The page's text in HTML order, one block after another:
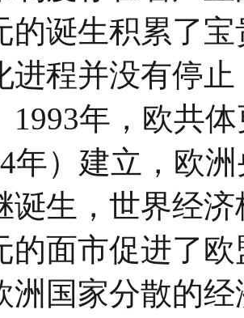
的诞生积累了
进程并没有停
1993年，欧共
年）建立，欧
诞生，世界经
的面市促进了
洲国家分散的